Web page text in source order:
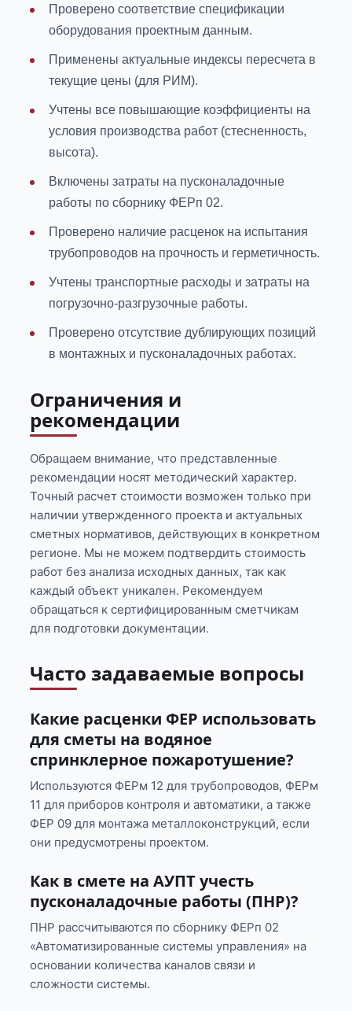
Проверено соответствие спецификации
оборудования проектным данным.
Применены актуальные индексы пересчета в
текущие цены (для РИМ).
Учтены все повышающие коэффициенты на
условия производства работ (стесненность,
высота).
Включены затраты на пусконаладочные
работы по сборнику ФЕРп 02.
Проверено наличие расценок на испытания
трубопроводов на прочность и герметичность.
Учтены транспортные расходы и затраты на
погрузочно-разгрузочные работы.
Проверено отсутствие дублирующих позиций
в монтажных и пусконаладочных работах.
Ограничения и
рекомендации
Обращаем внимание, что представленные
рекомендации носят методический характер.
Точный расчет стоимости возможен только при
наличии утвержденного проекта и актуальных
сметных нормативов, действующих в конкретном
регионе. Мы не можем подтвердить стоимость
работ без анализа исходных данных, так как
каждый объект уникален. Рекомендуем
обращаться к сертифицированным сметчикам
для подготовки документации.
Часто задаваемые вопросы
Какие расценки ФЕР использовать
для сметы на водяное
спринклерное пожаротушение?
Используются ФЕРм 12 для трубопроводов, ФЕРм
11 для приборов контроля и автоматики, а также
ФЕР 09 для монтажа металлоконструкций, если
они предусмотрены проектом.
Как в смете на АУПТ учесть
пусконаладочные работы (ПНР)?
ПНР рассчитываются по сборнику ФЕРп 02
«Автоматизированные системы управления» на
основании количества каналов связи и
сложности системы.